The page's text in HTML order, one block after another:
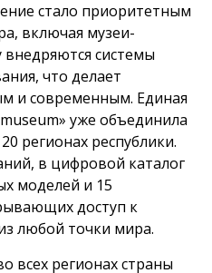
стало приоритетным
включая музеи-
системы
что делает
и современным. Единая
уже объединила
регионах республики.
в цифровой каталог
моделей и 15
доступ к
любой точки мира.
всех регионах страны